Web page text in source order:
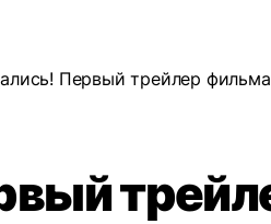
Первый трейлер